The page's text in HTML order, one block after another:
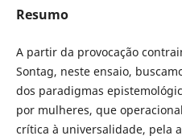
Resumo
A partir da provocação
Sontag, neste ensaio,
dos paradigmas
por mulheres, que
crítica à universalidade, pela